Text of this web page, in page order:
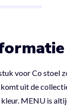
voor Co stoel
uit de
MENU is